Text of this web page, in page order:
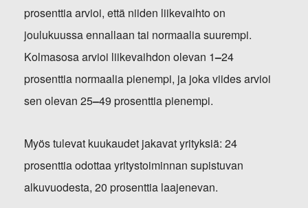
prosenttia arvioi, että niiden liikevaihto on
joulukuussa ennallaan tai normaalia suurempi.
Kolmasosa arvioi liikevaihdon olevan 1–24
prosenttia normaalia pienempi, ja joka viides arvioi
sen olevan 25–49 prosenttia pienempi.
Myös tulevat kuukaudet jakavat yrityksiä: 24
prosenttia odottaa yritystoiminnan supistuvan
alkuvuodesta, 20 prosenttia laajenevan.